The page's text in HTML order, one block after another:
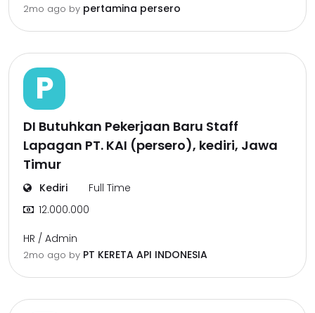
2mo ago by pertamina persero
P
DI Butuhkan Pekerjaan Baru Staff
Lapagan PT. KAI (persero), kediri, Jawa
Timur
Kediri
Full Time
12.000.000
HR / Admin
2mo ago by PT KERETA API INDONESIA